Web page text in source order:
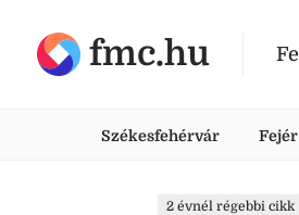
fmc.hu
Székesfehérvár
2 évnél régebbi cikk